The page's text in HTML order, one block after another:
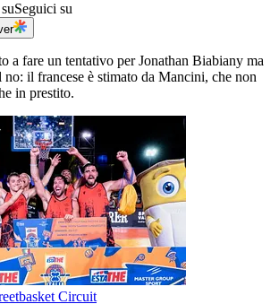
suSeguici su
a fare un tentativo per Jonathan Biabiany ma
il francese è stimato da Mancini, che non
in prestito.
Circuit